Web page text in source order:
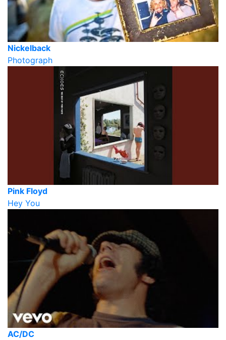
Nickelback
Photograph
Pink Floyd
Hey You
AC/DC